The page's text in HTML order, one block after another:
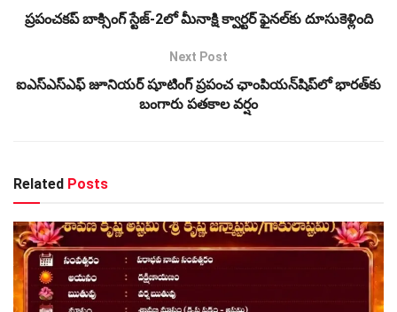
ప్రపంచకప్ బాక్సింగ్ స్టేజ్-2లో మీనాక్షి క్వార్టర్ ఫైనల్‌కు దూసుకెళ్లింది
Next Post
ఐఎస్‌ఎస్‌ఎఫ్ జూనియర్ షూటింగ్ ప్రపంచ ఛాంపియన్‌షిప్‌లో భారత్‌కు
బంగారు పతకాల వర్షం
Related Posts